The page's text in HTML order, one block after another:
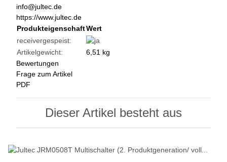
info@jultec.de
https://www.jultec.de
ProdukteigenschaftWert
receivergespeist:
Artikelgewicht:
6,51 kg
Bewertungen
Frage zum Artikel
PDF
Dieser Artikel besteht aus